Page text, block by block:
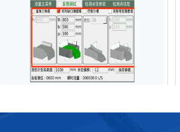
HY-F10型便携式明渠流量计